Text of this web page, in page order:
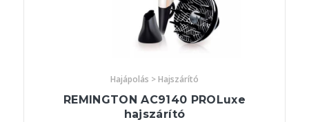
Hajápolás > Hajszárító
REMINGTON AC9140 PROLuxe
hajszárító